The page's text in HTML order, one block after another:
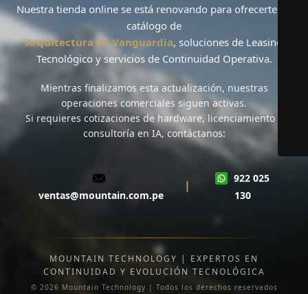
Nuestra tienda online se está renovando para ofrecerte un
catálogo de
Arquitectura de Vanguardia, soluciones de Leasing
Tecnológicoy servicios de Continuidad Operativa.
Mientras finalizamos esta actualización, nuestras
operaciones comerciales siguen activas.
Si requieres cotizaciones de hardware, licenciamiento o
consultoría en IA, contáctanos:
ventas@mountain.com.pe
|
922 025
130
MOUNTAIN TECHNOLOGY | EXPERTOS EN
CONTINUIDAD Y EVOLUCIÓN TECNOLÓGICA
© 2026 Mountain Technology | Todos los derechos reservados